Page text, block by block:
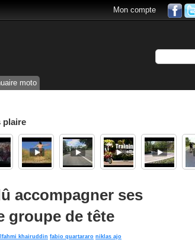
Mon compte
moto
plaire
accompagner ses
groupe de tête
khairuddin fabio quartararo niklas ajo